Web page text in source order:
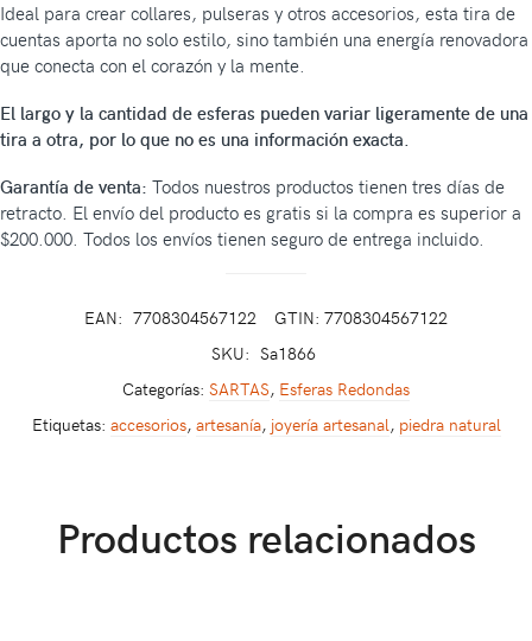
Ideal para crear collares, pulseras y otros accesorios, esta tira de
cuentas aporta no solo estilo, sino también una energía renovadora
que conecta con el corazón y la mente.
El largo y la cantidad de esferas pueden variar ligeramente de una
tira a otra, por lo que no es una información exacta.
Garantía de venta: Todos nuestros productos tienen tres días de
retracto. El envío del producto es gratis si la compra es superior a
$200.000. Todos los envíos tienen seguro de entrega incluido.
EAN: 7708304567122
GTIN: 7708304567122
SKU: Sa1866
Categorías: SARTAS, Esferas Redondas
Etiquetas: accesorios, artesanía, joyería artesanal, piedra natural
Productos relacionados